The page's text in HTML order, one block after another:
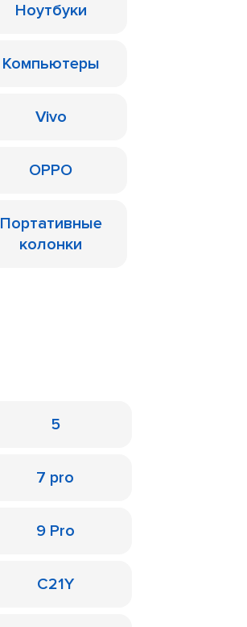
Ноутбуки
Компьютеры
Vivo
OPPO
Портативные
колонки
5
7 pro
9 Pro
C21Y